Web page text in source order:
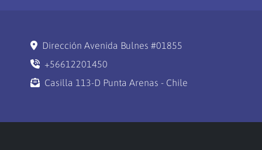
Dirección Avenida Bulnes #01855
+56612201450
Casilla 113-D Punta Arenas - Chile